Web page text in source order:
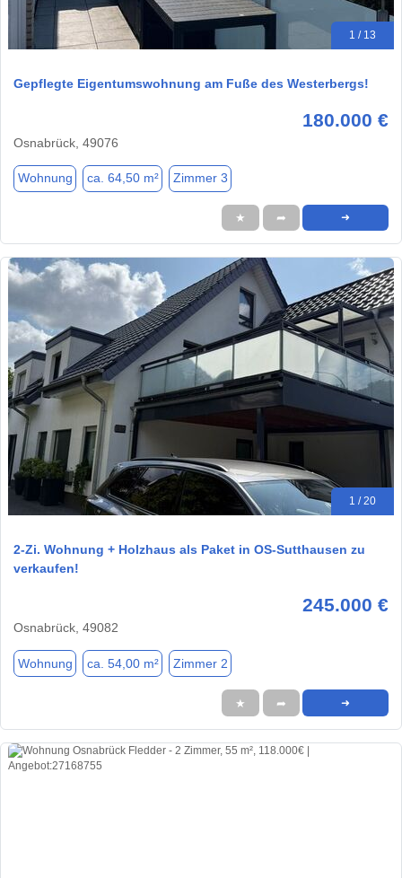
1 / 13
Gepflegte Eigentumswohnung am Fuße des Westerbergs!
180.000 €
Osnabrück, 49076
Wohnung ca. 64,50 m² Zimmer 3
★ ➦ ➜
1 / 20
2-Zi. Wohnung + Holzhaus als Paket in OS-Sutthausen zu
verkaufen!
245.000 €
Osnabrück, 49082
Wohnung ca. 54,00 m² Zimmer 2
★ ➦ ➜